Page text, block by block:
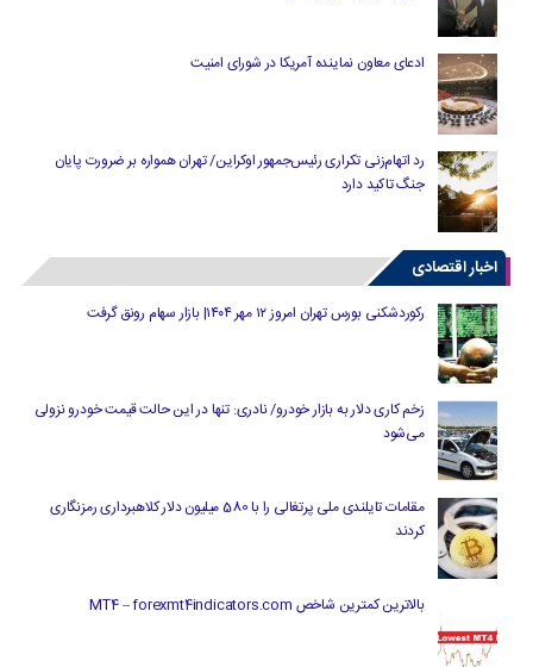
ادعای معاون نماینده آمریکا در شورای امنیت
رد اتهام‌زنی تکراری رئیس‌جمهور اوکراین/ تهران همواره بر ضرورت پایان
جنگ تاکید دارد
اخبار اقتصادی
رکوردشکنی بورس تهران امروز ۱۲ مهر ۱۴۰۴| بازار سهام رونق گرفت
زخم کاری دلار به بازار خودرو/ نادری: تنها در این حالت قیمت خودرو نزولی
می‌شود
مقامات تایلندی ملی پرتغالی را با 580 میلیون دلار کلاهبرداری رمزنگاری
کردند
بالاترین کمترین شاخص MT4 – forexmt4indicators.com